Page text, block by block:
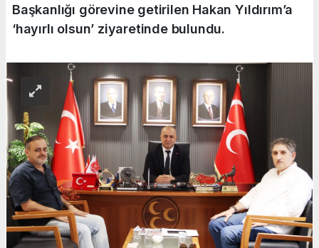
Başkanlığı görevine getirilen Hakan Yıldırım’a
‘hayırlı olsun’ ziyaretinde bulundu.